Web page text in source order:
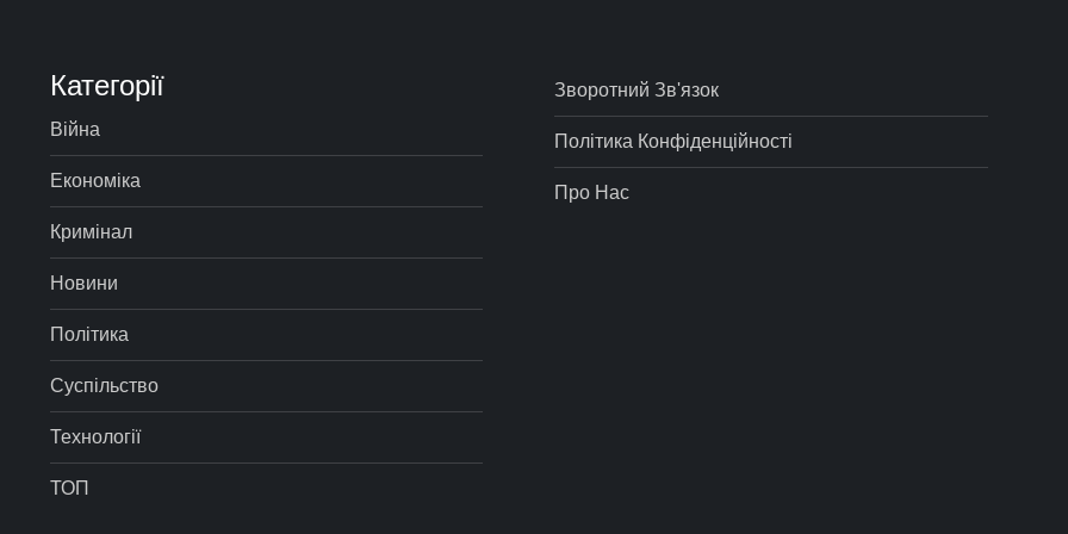
Категорії
Війна
Економіка
Кримінал
Новини
Політика
Суспільство
Технології
ТОП
Зворотний Зв'язок
Політика Конфіденційності
Про Нас